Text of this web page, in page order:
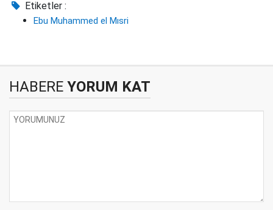
Etiketler :
Ebu Muhammed el Mısri
HABERE YORUM KAT